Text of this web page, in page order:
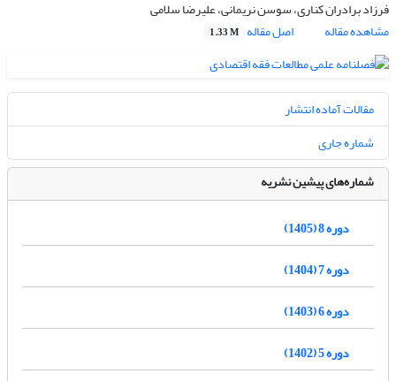
فرزاد برادران کناری، سوسن نریمانی، علیرضا سلامی
مشاهده مقاله
اصل مقاله 1.33 M
مقالات آماده انتشار
شماره جاری
شماره‌های پیشین نشریه
دوره 8 (1405)
دوره 7 (1404)
دوره 6 (1403)
دوره 5 (1402)